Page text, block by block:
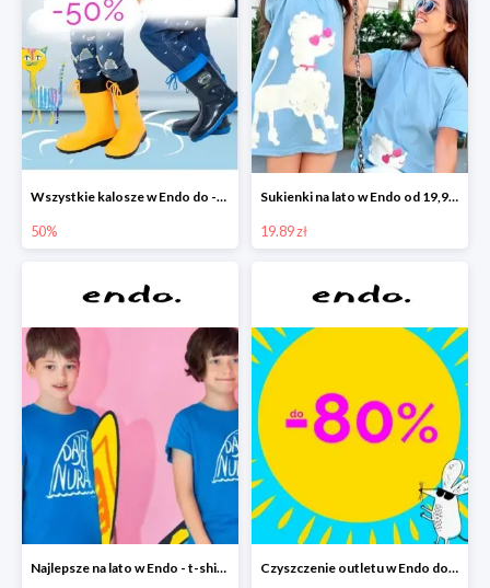
Wszystkie kalosze w Endo do -50%
50%
Sukienki na lato w Endo od 19,90 zł
19.89 zł
Najlepsze na lato w Endo - t-shirty od 9,90 zł i krótkie spodenki od 19,90 zł Czyszczenie outletu w Endo do -80%